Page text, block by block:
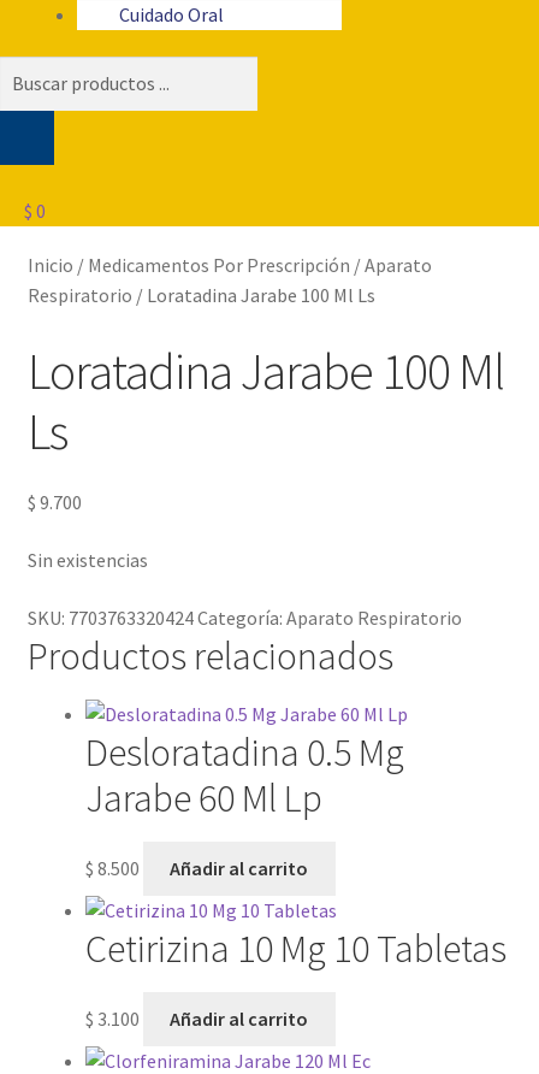
Cuidado Oral
$ 0
Inicio / Medicamentos Por Prescripción /Aparato
Respiratorio / Loratadina Jarabe 100 Ml Ls
Loratadina Jarabe 100 Ml
Ls
$ 9.700
Sin existencias
SKU: 7703763320424Categoría: Aparato Respiratorio
Productos relacionados
Desloratadina 0.5 Mg
Jarabe 60 Ml Lp
$ 8.500 Añadir al carrito
Cetirizina 10 Mg 10 Tabletas
$ 3.100 Añadir al carrito